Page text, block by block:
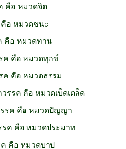
คือ หมวดจิต
อ หมวดชนะ
คือ หมวดทาน
ค คือ หมวดทุกข์
ค คือ หมวดธรรม
รรค คือ หมวดเบ็ดเตล็ด
รค คือ หมวดปัญญา
รค คือ หมวดประมาท
คือ หมวดบาป